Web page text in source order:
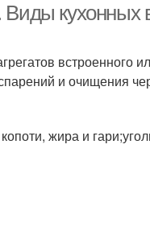
встроенного
и очищения
жира и